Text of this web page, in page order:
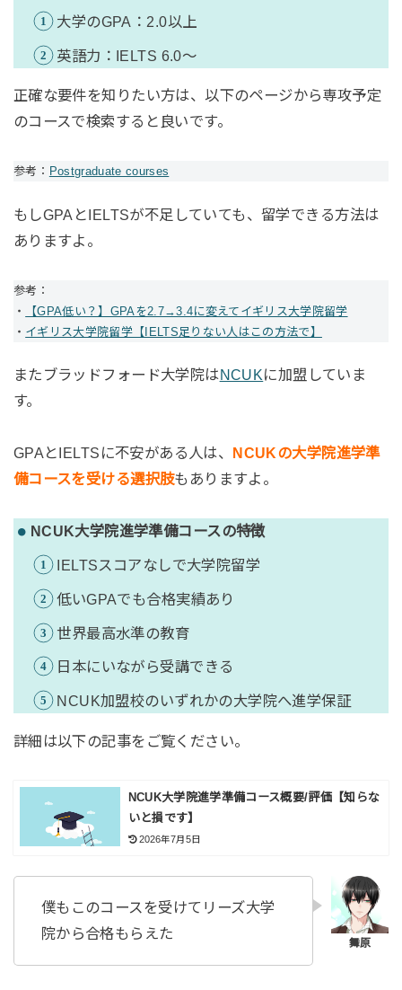
大学のGPA：2.0以上
英語力：IELTS 6.0〜
正確な要件を知りたい方は、以下のページから専攻予定
のコースで検索すると良いです。
参考： Postgraduate courses
もしGPAとIELTSが不足していても、留学できる方法は
ありますよ。
参考：
・
【GPA低い？】GPAを2.7→3.4に変えてイギリス大学院留学
・ イギリス大学院留学【IELTS足りない人はこの方法で】
またブラッドフォード大学院はNCUKに加盟していま
す。
GPAとIELTSに不安がある人は、 NCUKの大学院進学準
備コースを受ける選択肢もありますよ。
NCUK大学院進学準備コースの特徴
IELTSスコアなしで大学院留学
低いGPAでも合格実績あり
世界最高水準の教育
日本にいながら受講できる
NCUK加盟校のいずれかの大学院へ進学保証
詳細は以下の記事をご覧ください。
NCUK大学院進学準備コース概要/評価【知らな
いと損です】
2026年7月5日
僕もこのコースを受けてリーズ大学
院から合格もらえた